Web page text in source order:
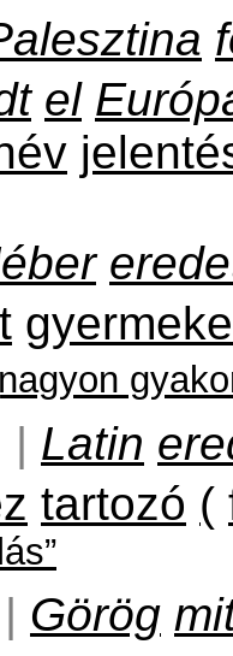
el
| Latin
tartozó (
| Görög